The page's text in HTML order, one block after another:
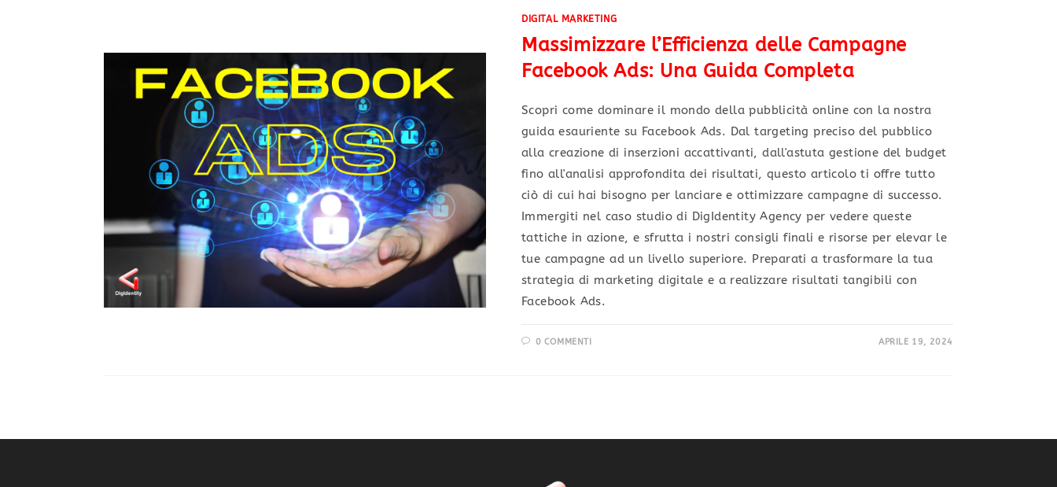
DIGITAL MARKETING
Massimizzare l’Efficienza delle Campagne
Facebook Ads: Una Guida Completa
Scopri come dominare il mondo della pubblicità online con la nostra
guida esauriente su Facebook Ads. Dal targeting preciso del pubblico
alla creazione di inserzioni accattivanti, dall'astuta gestione del budget
fino all'analisi approfondita dei risultati, questo articolo ti offre tutto
ciò di cui hai bisogno per lanciare e ottimizzare campagne di successo.
Immergiti nel caso studio di DigIdentity Agency per vedere queste
tattiche in azione, e sfrutta i nostri consigli finali e risorse per elevar le
tue campagne ad un livello superiore. Preparati a trasformare la tua
strategia di marketing digitale e a realizzare risultati tangibili con
Facebook Ads.
0 COMMENTI APRILE 19, 2024